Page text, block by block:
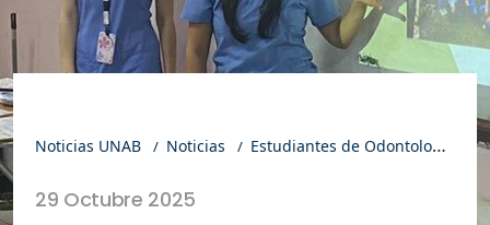
Noticias UNAB Noticias Estudiantes de Odontología UNAB Viña del Mar promovieron la salud oral en el Colegio Rebeca Fernández
29 Octubre 2025